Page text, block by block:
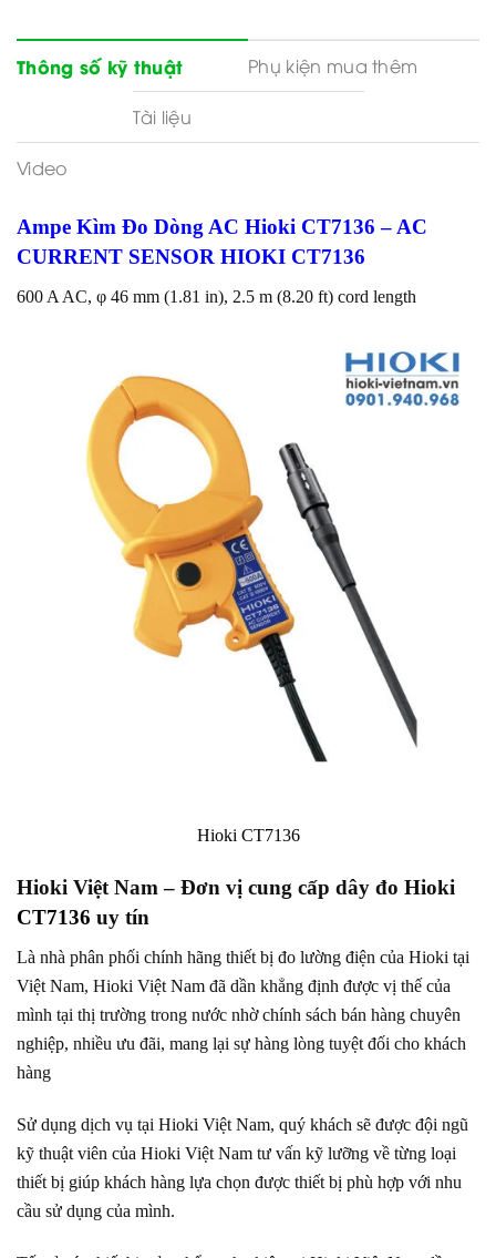
Thông số kỹ thuật Phụ kiện mua thêm
Tài liệu
Video
Ampe Kìm Đo Dòng AC Hioki CT7136 – AC
CURRENT SENSOR HIOKI CT7136
600 A AC, φ 46 mm (1.81 in), 2.5 m (8.20 ft) cord length
Hioki CT7136
Hioki Việt Nam – Đơn vị cung cấp dây đo Hioki
CT7136 uy tín
Là nhà phân phối chính hãng thiết bị đo lường điện của Hioki tại
Việt Nam, Hioki Việt Nam đã dần khẳng định được vị thế của
mình tại thị trường trong nước nhờ chính sách bán hàng chuyên
nghiệp, nhiều ưu đãi, mang lại sự hàng lòng tuyệt đối cho khách
hàng
Sử dụng dịch vụ tại Hioki Việt Nam, quý khách sẽ được đội ngũ
kỹ thuật viên của Hioki Việt Nam tư vấn kỹ lưỡng về từng loại
thiết bị giúp khách hàng lựa chọn được thiết bị phù hợp với nhu
cầu sử dụng của mình.